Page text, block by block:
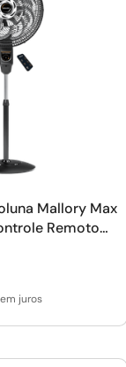
Mallory Max
Remoto
Com Hélice
Vazão e Mínimo
juros